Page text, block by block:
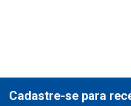
Cadastre-se para